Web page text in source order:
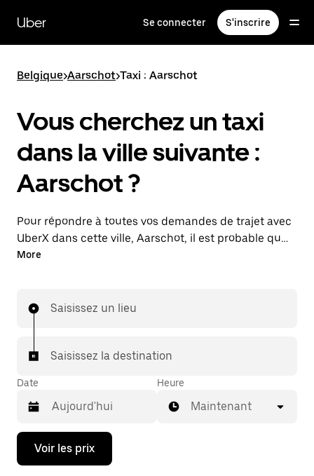
contenu
principal
Uber Se connecter S'inscrire
Belgique>Aarschot>Taxi : Aarschot
Vous cherchez un taxi
dans la ville suivante :
Aarschot ?
Pour répondre à toutes vos demandes de trajet avec
UberX dans cette ville, Aarschot, il est probable que
nous vous mettions en relation avec un chauffeur de
même disponibilité (24 h/24 et 7/j) qu'avec UberX.
More
Saisissez un lieu
Saisissez la destination
Date
Appuyez
la
Heure
Maintenant
Voir les prix